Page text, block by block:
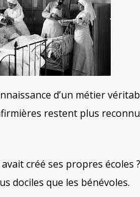
d’un métier
restent plus
créé ses propres
dociles que les bénévoles.